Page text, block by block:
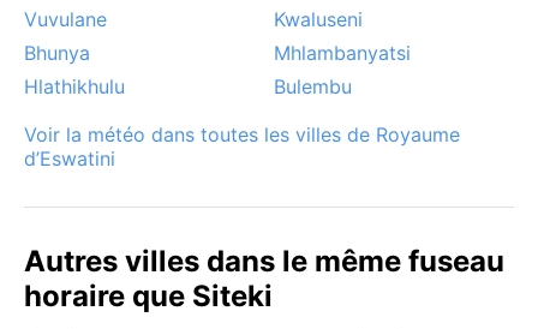
Vuvulane
Kwaluseni
Bhunya
Mhlambanyatsi
Hlathikhulu
Bulembu
Voir la météo dans toutes les villes de Royaume
d’Eswatini
Autres villes dans le même fuseau
horaire que Siteki